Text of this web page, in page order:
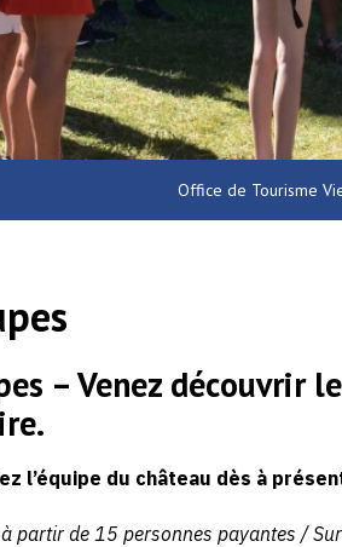
Office de Tourisme
– Venez découvrir
l’équipe du château dès à
partir de 15 personnes payantes /